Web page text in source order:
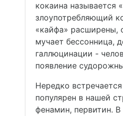
кокаина называется
злоупотребляющий
«кайфа» расширены,
мучает бессонница,
галлюцинации -
появление
Нередко
популярен в нашей
фенамин, первитин.